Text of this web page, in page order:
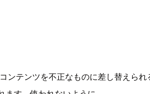
テンツを不正なものに差し替えられ